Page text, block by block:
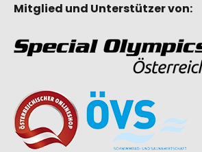
Mitglied und Unterstützer von: